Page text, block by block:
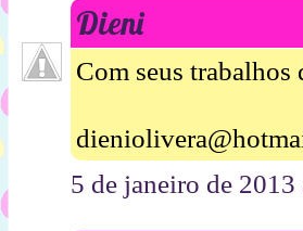
Dieni
Com seus
5 de janeiro de 2013